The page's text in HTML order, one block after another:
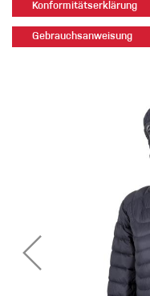
Konformitätserklärung
Gebrauchsanweisung